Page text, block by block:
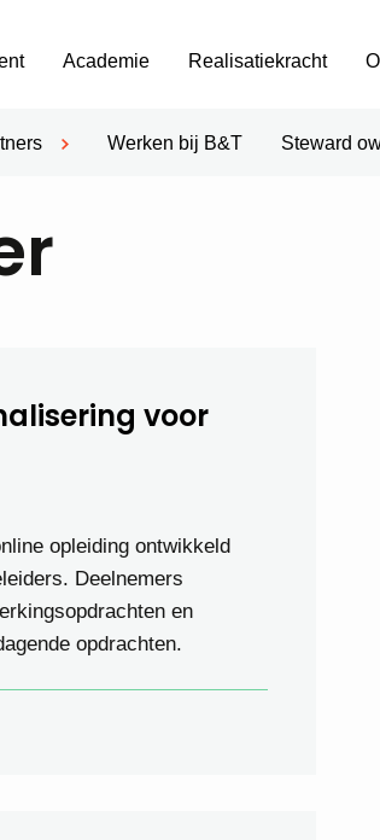
Werken bij B&T Steward
Academie Realisatiekracht
voor
opleiding ontwikkeld
Deelnemers
en
opdrachten.